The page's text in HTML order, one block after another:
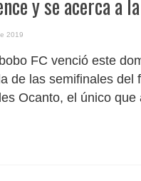
2019
FC venció este
de las semifinales del
Ocanto, el único